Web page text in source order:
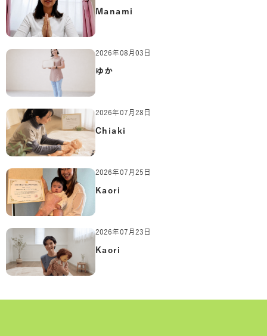
Manami
2026年08月03日
ゆか
2026年07月28日
Chiaki
2026年07月25日
Kaori
2026年07月23日
Kaori